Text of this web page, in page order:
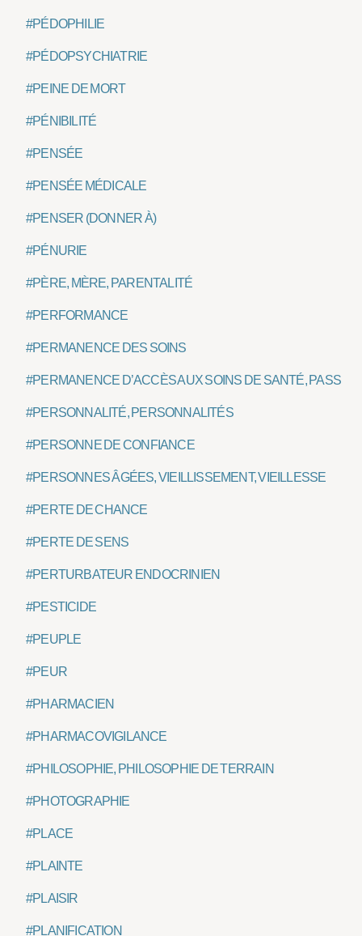
#PÉDOPHILIE
#PÉDOPSYCHIATRIE
#PEINE DE MORT
#PÉNIBILITÉ
#PENSÉE
#PENSÉE MÉDICALE
#PENSER (DONNER À)
#PÉNURIE
#PÈRE, MÈRE, PARENTALITÉ
#PERFORMANCE
#PERMANENCE DES SOINS
#PERMANENCE D’ACCÈS AUX SOINS DE SANTÉ, PASS
#PERSONNALITÉ, PERSONNALITÉS
#PERSONNE DE CONFIANCE
#PERSONNES ÂGÉES, VIEILLISSEMENT, VIEILLESSE
#PERTE DE CHANCE
#PERTE DE SENS
#PERTURBATEUR ENDOCRINIEN
#PESTICIDE
#PEUPLE
#PEUR
#PHARMACIEN
#PHARMACOVIGILANCE
#PHILOSOPHIE, PHILOSOPHIE DE TERRAIN
#PHOTOGRAPHIE
#PLACE
#PLAINTE
#PLAISIR
#PLANIFICATION